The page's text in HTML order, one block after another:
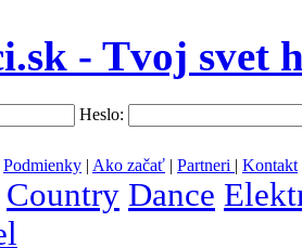
- Tvoj svet
Heslo:
Podmienky | Ako začať | Partneri | Kontakt
Country Dance